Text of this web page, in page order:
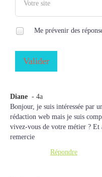
Me prévenir des
Valider
Diane - 4a
Bonjour, je suis intéressée par
rédaction web mais je suis
vivez-vous de votre métier ? Et
remercie
Répondre